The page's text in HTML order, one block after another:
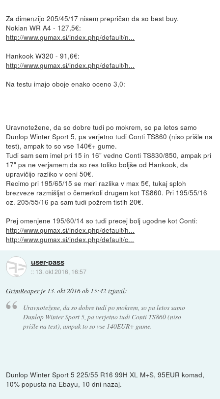
Za dimenzijo 205/45/17 nisem prepričan da so best buy.
Nokian WR A4 - 127,5€:
http://www.gumax.si/index.php/default/n...
Hankook W320 - 91,6€:
http://www.gumax.si/index.php/default/h...
Na testu imajo oboje enako oceno 3,0:
Uravnotežene, da so dobre tudi po mokrem, so pa letos samo
Dunlop Winter Sport 5, pa verjetno tudi Conti TS860 (niso prišle na
test), ampak to so vse 140€+ gume.
Tudi sam sem imel pri 15 in 16" vedno Conti TS830/850, ampak pri
17" pa ne verjamem da so res toliko boljše od Hankook, da
upravičijo razliko v ceni 50€.
Recimo pri 195/65/15 se meri razlika v max 5€, tukaj sploh
brezveze razmišljat o čemerkoli drugem kot TS860. Pri 195/55/16
oz. 205/55/16 pa sam tudi požrem tistih 20€.
Prej omenjene 195/60/14 so tudi precej bolj ugodne kot Conti:
http://www.gumax.si/index.php/default/h...
http://www.gumax.si/index.php/default/c...
user-pass
:: 13. okt 2016, 16:57
GrimReaperje 13. okt 2016 ob 15:42 izjavil:
Uravnotežene, da so dobre tudi po mokrem, so pa letos samo
Dunlop Winter Sport 5, pa verjetno tudi Conti TS860 (niso
prišle na test), ampak to so vse 140EUR+ gume.
Dunlop Winter Sport 5 225/55 R16 99H XL M+S, 95EUR komad,
10% popusta na Ebayu, 10 dni nazaj.